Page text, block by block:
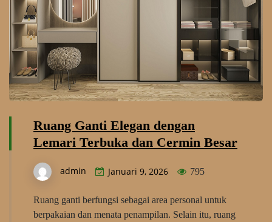
Ruang Ganti Elegan dengan
Lemari Terbuka dan Cermin Besar
admin Januari 9, 2026 795
Ruang ganti berfungsi sebagai area personal untuk
berpakaian dan menata penampilan. Selain itu, ruang